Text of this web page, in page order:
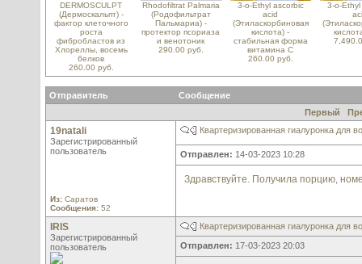
DERMOSCULPT
(Дермоскальпт) -
фактор клеточного
роста
фибробластов из
Хлореллы, восемь
белков
260.00 руб.
Rhodofiltrat Palmaria
(Родофильтрат
Пальмариа) -
протектор псориаза
и венотоник
290.00 руб.
3-o-Ethyl ascorbic
acid
(Этиласкорбиновая
кислота) -
стабильная форма
витамина С
260.00 руб.
3-o-Ethyl
Отправитель
Сообщение
Первый
19natali
Зарегистрированный
пользователь
Из: Саратов
Сообщения: 52
Квартеризированная гиалуронка для
Отправлен: 14-03-2023 10:28
Здравствуйте. Получила порцию,
IRIS
Зарегистрированный
пользователь
Квартеризированная гиалуронка для
Отправлен: 17-03-2023 20:03